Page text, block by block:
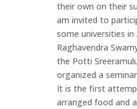
their own on their
am invited to
some universities in
Raghavendra
the Potti
organized a
It is the first
arranged food and